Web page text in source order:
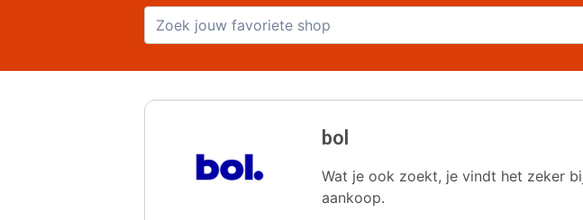
bol
Wat je ook zoekt, je vindt het zeker
aankoop.